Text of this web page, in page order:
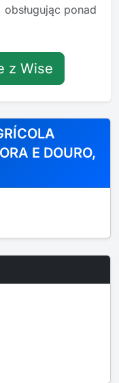
ponad
z Wise
E DOURO,